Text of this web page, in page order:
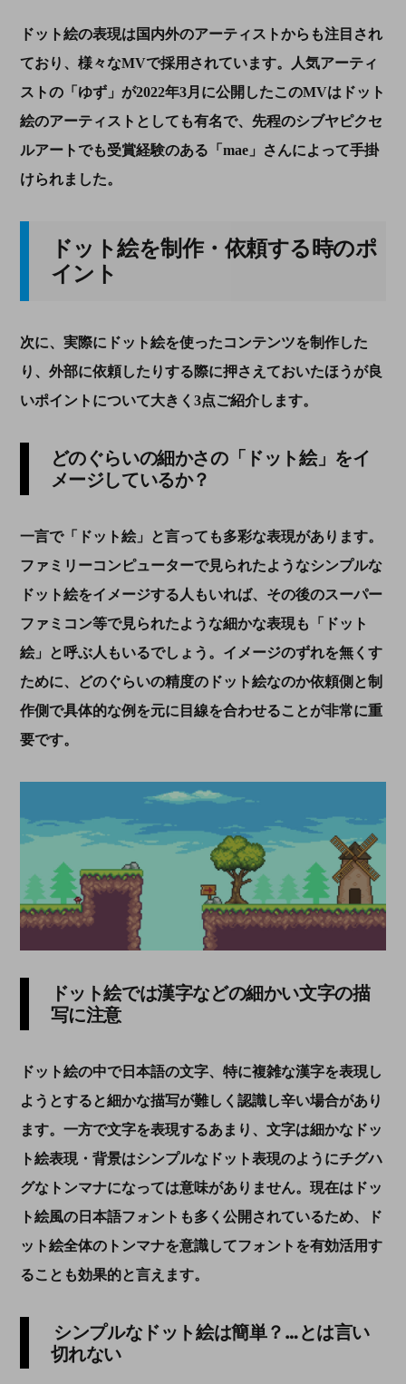
ドット絵の表現は国内外のアーティストからも注目され
ており、様々なMVで採用されています。人気アーティ
ストの「ゆず」が2022年3月に公開したこのMVはドット
絵のアーティストとしても有名で、先程のシブヤピクセ
ルアートでも受賞経験のある「 mae」さんによって手掛
けられました。
ドット絵を制作・依頼する時のポ
イント
次に、実際にドット絵を使ったコンテンツを制作した
り、外部に依頼したりする際に押さえておいたほうが良
いポイントについて大きく 3点ご紹介します。
どのぐらいの細かさの「ドット絵」をイ
メージしているか？
一言で「ドット絵」と言っても多彩な表現があります。
ファミリーコンピューターで見られたようなシンプルな
ドット絵をイメージする人もいれば、その後のスーパー
ファミコン等で見られたような細かな表現も「ドット
絵」と呼ぶ人もいるでしょう。イメージのずれを無くす
ために、どのぐらいの精度のドット絵なのか依頼側と制
作側で具体的な例を元に目線を合わせることが非常に重
要です。
ドット絵では漢字などの細かい文字の描
写に注意
ドット絵の中で日本語の文字、特に複雑な漢字を表現し
ようとすると細かな描写が難しく認識し辛い場合があり
ます。一方で文字を表現するあまり、文字は細かなドッ
ト絵表現・背景はシンプルなドット表現のようにチグハ
グなトンマナになっては意味がありません。現在はドッ
ト絵風の日本語フォントも多く公開されているため、ド
ット絵全体のトンマナを意識してフォントを有効活用す
ることも効果的と言えます。
シンプルなドット絵は簡単？…とは言い
切れない